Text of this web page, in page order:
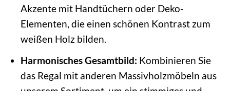
Akzente mit Handtüchern oder Deko-
Elementen, die einen schönen Kontrast zum
weißen Holz bilden.
Harmonisches Gesamtbild: Kombinieren Sie
das Regal mit anderen Massivholzmöbeln aus